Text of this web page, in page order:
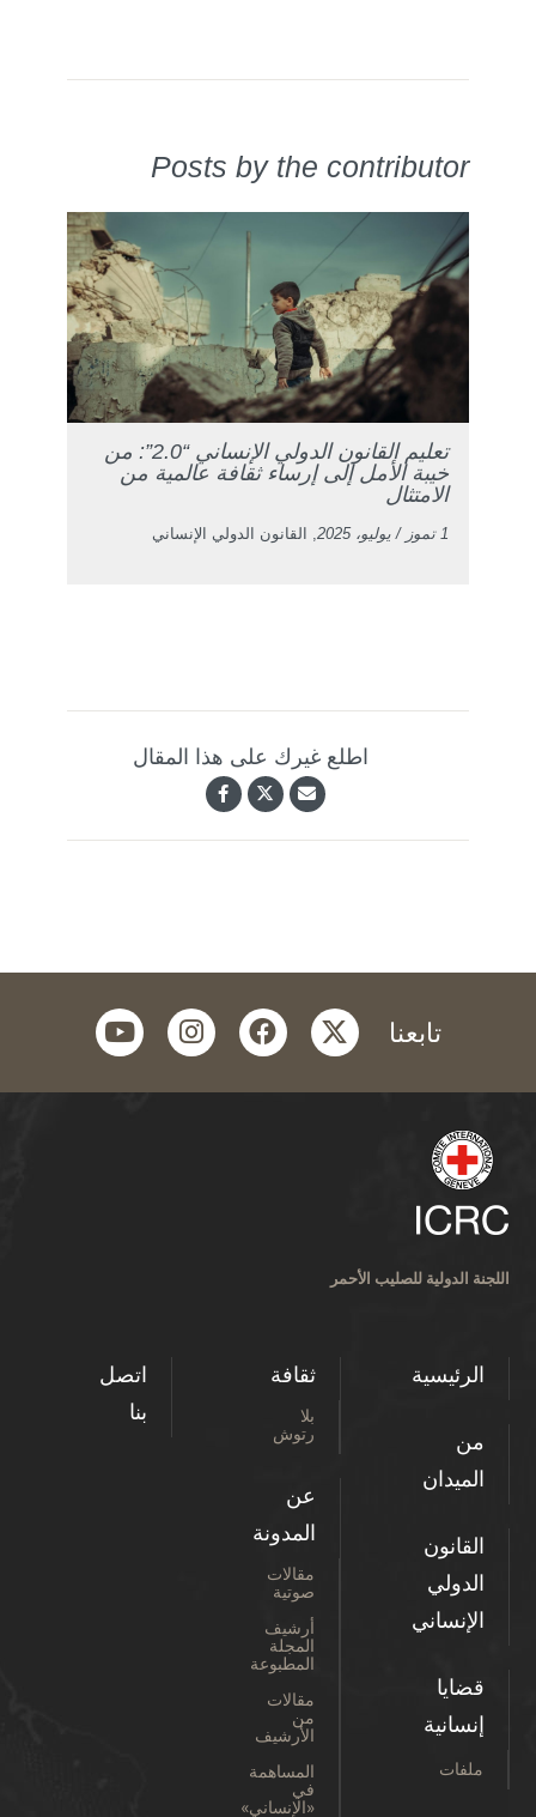
Posts by the contributor
تعليم القانون الدولي الإنساني “2.0”: من
خيبة الأمل إلى إرساء ثقافة عالمية من
الامتثال
1 تموز / يوليو، 2025 , القانون الدولي الإنساني
اطلع غيرك على هذا المقال
تابعنا twitter
facebook
instagram
youtube
اللجنة الدولية للصليب الأحمر
الرئيسية
من
الميدان
القانون
الدولي
الإنساني
قضايا
إنسانية
ملفات
ثقافة
بلا
رتوش
عن
المدونة
مقالات
صوتية
أرشيف
المجلة
المطبوعة
مقالات
من
الأرشيف
المساهمة
في
«الإنساني»
اتصل
بنا